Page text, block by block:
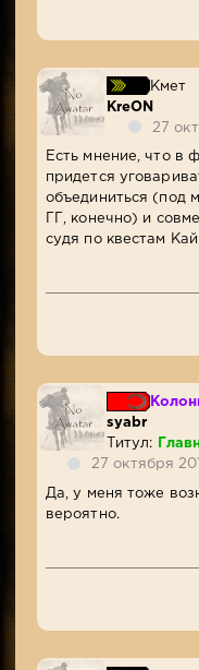
Кмет
KreON
27
Есть мнение, что в
придется
объединиться (под
ГГ, конечно) и
судя по квестам
syabr
Титул:
27 октября
Да, у меня тоже
вероятно.